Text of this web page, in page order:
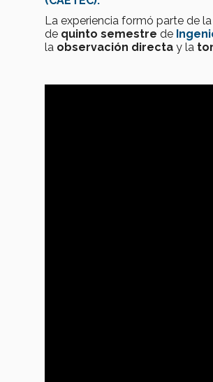
La experiencia formó parte de la
de quinto semestre de
la observación directa y la